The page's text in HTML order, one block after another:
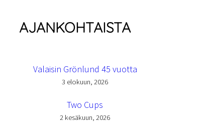
AJANKOHTAISTA
Valaisin Grönlund 45 vuotta
3 elokuun, 2026
Two Cups
2 kesäkuun, 2026